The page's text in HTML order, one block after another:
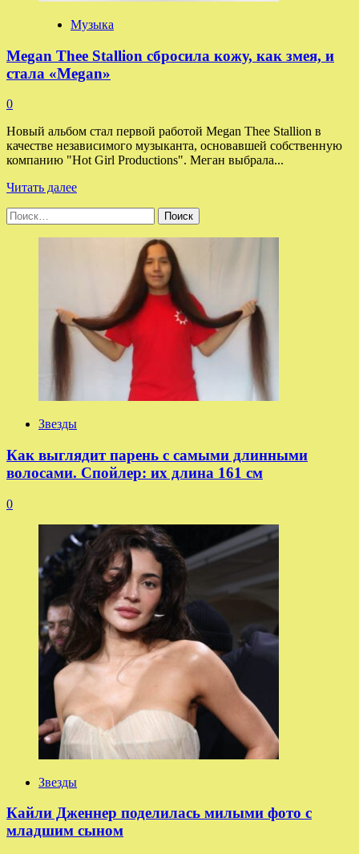
Музыка
Megan Thee Stallion сбросила кожу, как змея, и
стала «Megan»
0
Новый альбом стал первой работой Megan Thee Stallion в
качестве независимого музыканта, основавшей собственную
компанию "Hot Girl Productions". Меган выбрала...
Читать далееПрочитать
змея,
и
стала
«Megan»
Найти:
Звезды
Как выглядит парень с самыми длинными
волосами. Спойлер: их длина 161 см
0
Звезды
Кайли Дженнер поделилась милыми фото с
младшим сыном